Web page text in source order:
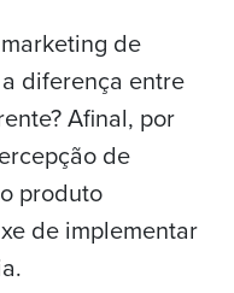
de
diferença entre
Afinal, por
de
produto
de implementar